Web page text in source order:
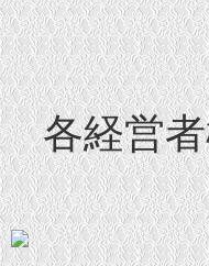
各経営